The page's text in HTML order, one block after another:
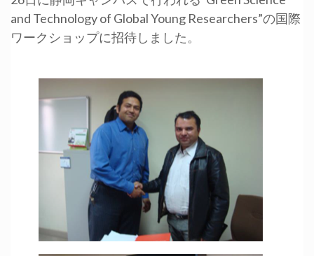
and Technology of Global Young Researchers”の国際
ワークショップに招待しました。